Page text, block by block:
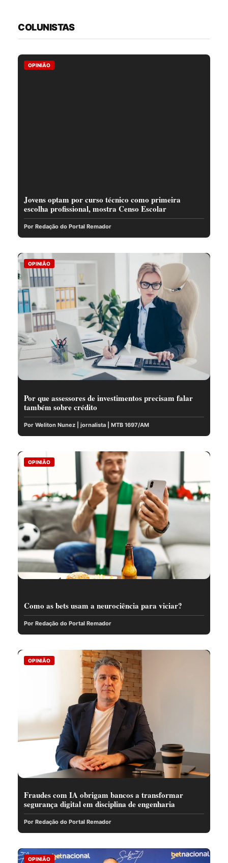
COLUNISTAS
OPINIÃO
Jovens optam por curso técnico como primeira
escolha profissional, mostra Censo Escolar
Por Redação do Portal Remador
OPINIÃO
Por que assessores de investimentos precisam falar
também sobre crédito
Por Weliton Nunez | jornalista | MTB 1697/AM
OPINIÃO
Como as bets usam a neurociência para viciar?
Por Redação do Portal Remador
OPINIÃO
Fraudes com IA obrigam bancos a transformar
segurança digital em disciplina de engenharia
Por Redação do Portal Remador
OPINIÃO